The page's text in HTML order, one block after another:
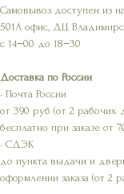
Самовывоз доступен из
501А офис, ДЦ
с 14−00 до 18−30
Доставка по России
• Почта России
от 390 руб (от 2 рабочих
бесплатно при заказе от
• СДЭК
до пункта выдачи и
оформлении заказа (от 2